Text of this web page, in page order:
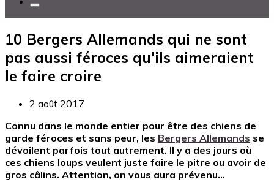
10 Bergers Allemands qui ne sont
pas aussi féroces qu'ils aimeraient
le faire croire
2 août 2017
Connu dans le monde entier pour être des chiens de
garde féroces et sans peur, les Bergers Allemands se
dévoilent parfois tout autrement. Il y a des jours où
ces chiens loups veulent juste faire le pitre ou avoir de
gros câlins. Attention, on vous aura prévenu…